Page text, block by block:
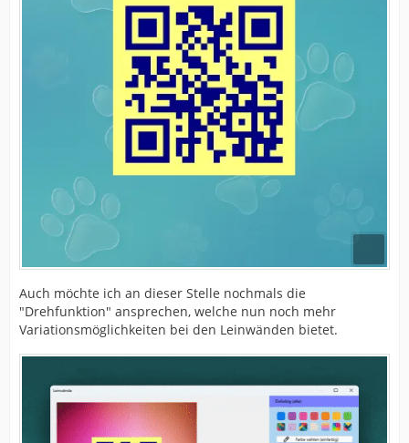
Auch möchte ich an dieser Stelle nochmals die
"Drehfunktion" ansprechen, welche nun noch mehr
Variationsmöglichkeiten bei den Leinwänden bietet.